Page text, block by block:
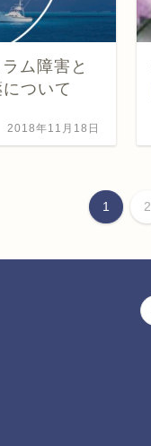
ム障害と
ついて
2018年11月18日
1 2